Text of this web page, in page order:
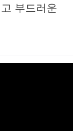
부드러운